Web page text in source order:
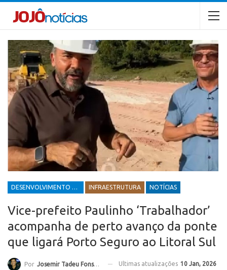
DESENVOLVIMENTO ECONÔMICO E SOCIAL INFRAESTRUTURA NOTÍCIAS
Vice-prefeito Paulinho ‘Trabalhador’
acompanha de perto avanço da ponte
que ligará Porto Seguro ao Litoral Sul
Por Josemir Tadeu Fonseca Ultimas atualizações 10 Jan, 2026